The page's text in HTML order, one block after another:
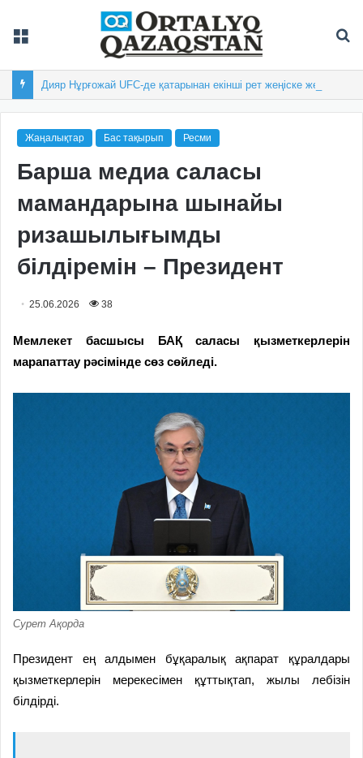
Дияр Нұрғожай UFC-де қатарынан екінші рет жеңіске жетті
Жаңалықтар Бас тақырып Ресми
Барша медиа саласы
мамандарына шынайы
ризашылығымды
білдіремін – Президент
25.06.2026 38
Мемлекет басшысы БАҚ саласы қызметкерлерін
марапаттау рәсімінде сөз сөйледі.
Сурет Ақорда
Президент ең алдымен бұқаралық ақпарат құралдары
қызметкерлерін мерекесімен құттықтап, жылы лебізін
білдірді.